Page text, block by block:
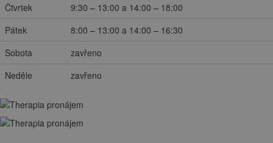
Čtvrtek
9:30 – 13:00 a 14:00 – 18:00
Pátek
8:00 – 13:00 a 14:00 – 16:30
Sobota
zavřeno
Neděle
zavřeno